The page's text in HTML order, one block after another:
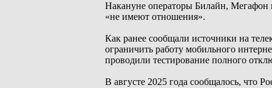
Накануне операторы Билайн,
«не имеют отношения».
Как ранее сообщали источники на
ограничить работу мобильного
проводили тестирование полного
В августе 2025 года сообщалось, что